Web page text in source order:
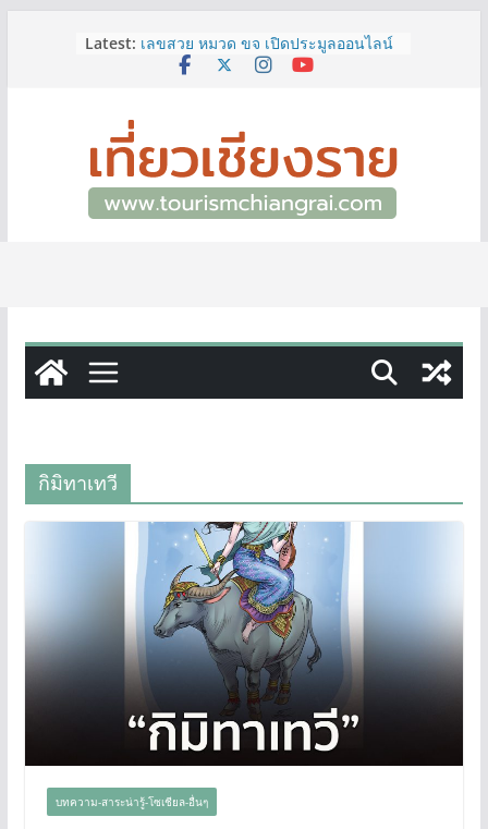
Latest:
ททท.สำนักงานเชียงราย ชวนเที่ยว
เชียงรายหน้าฝน ให้ชุ่มฉ่ำหัวใจไปกับ
“Feel All the Feelings” เที่ยวให้สนุก
เลขสวย หมวด ขจ เปิดประมูลออนไลน์
แล้ววันนี้ เลขเด่น เลขมงคล ความหมาย
ดีมีให้เลือกหลากหลายทั้ง 301 หมายเลข
3 พิกัด ที่เที่ยวชมงานเทศกาลโล้ชิงช้า
ยกระดับตลาดสด 100 ปี สู่พิพิธภัณฑ์
ศิลปะมีชีวิต หนุนเศรษฐกิจสร้างสรรค์
กิมิทาเทวี
บทความ-สาระน่ารู้-โซเชียล-อื่นๆ